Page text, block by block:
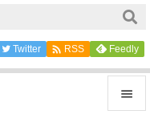

Twitter  RSS Feedly